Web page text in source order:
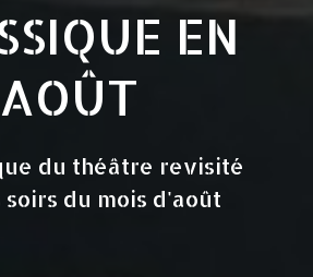
EN
AOÛT
du théâtre revisité
soirs du mois d'août